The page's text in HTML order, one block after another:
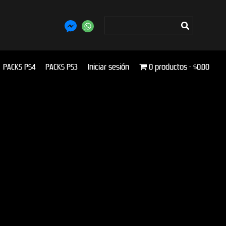
PACKS PS4 PACKS PS3 Iniciar sesión 0 productos $0.00